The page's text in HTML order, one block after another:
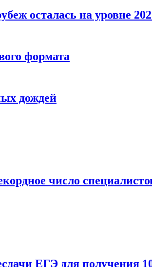
осталась на уровне
формата
дождей
число
ЕГЭ для получения